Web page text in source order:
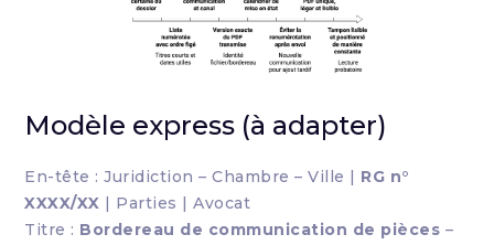
Modèle express (à adapter)
En-tête : Juridiction – Chambre – Ville | RG n°
XXXX/XX | Parties | Avocat
Titre : Bordereau de communication de pièces –